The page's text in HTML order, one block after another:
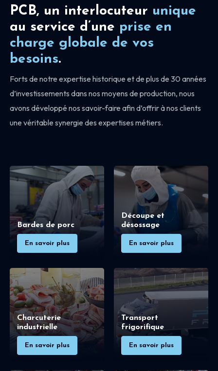
PCB, un interlocuteur unique
au service d’une prise en
charge globale de vos
besoins.
Forts de notre expertise historique et de plus de 30 années
d’investissements dans nos moyens de production, nous
avons développé nos savoir-faire afin d’offrir à nos clients
une véritable synergie des expertises métiers.
Bardes de porc
En savoir plus
Découpe et
désossage
En savoir plus
Charcuterie
industrielle
En savoir plus
Transport
frigorifique
En savoir plus